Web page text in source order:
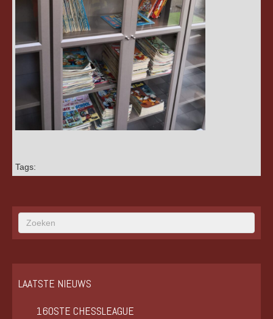
Tags:
LAATSTE NIEUWS
160STE CHESSLEAGUE